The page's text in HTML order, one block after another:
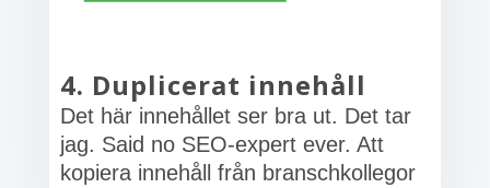
4. Duplicerat innehåll
Det här innehållet ser bra ut. Det tar
jag. Said no SEO-expert ever. Att
kopiera innehåll från branschkollegor